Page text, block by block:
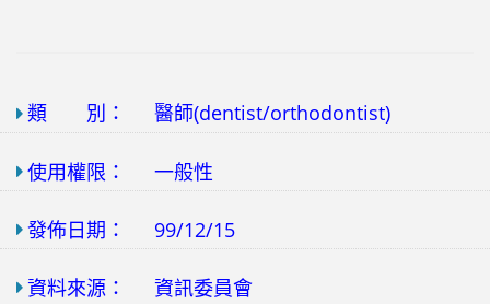
類 別： 醫師(dentist/orthodontist)
使用權限： 一般性
發佈日期： 99/12/15
資料來源： 資訊委員會